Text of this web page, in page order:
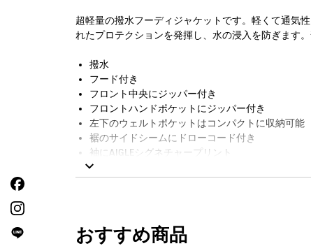
超軽量の撥水フーディジャケットです。軽くて通気
れたプロテクションを発揮し、水の浸入を防ぎます
撥水
フード付き
フロント中央にジッパー付き
フロントハンドポケットにジッパー付き
左下のウェルトポケットはコンパクトに収納可能
裾のサイドシームにドローコード付き
袖にAIGLEシグネチャープリント
おすすめ商品